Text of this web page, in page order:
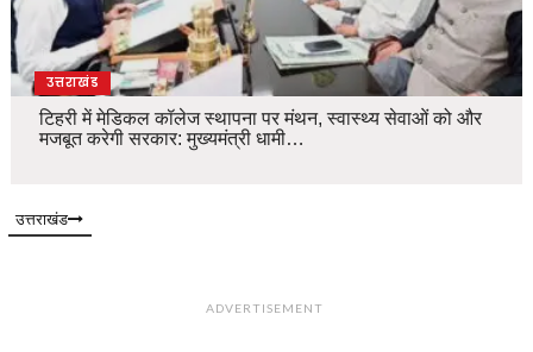
उत्तराखंड
टिहरी में मेडिकल कॉलेज स्थापना पर मंथन, स्वास्थ्य सेवाओं को और
मजबूत करेगी सरकार: मुख्यमंत्री धामी…
उत्तराखंड
ADVERTISEMENT